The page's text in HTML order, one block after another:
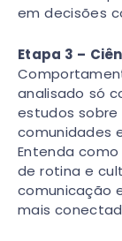
em decisões
Etapa 3 –
analisado só
estudos sobre
comunidades
Entenda
de rotina e
comunicação
mais